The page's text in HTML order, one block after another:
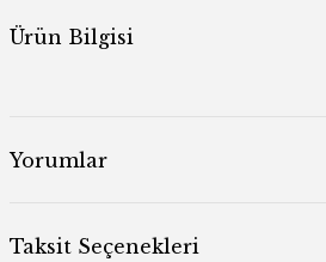
Ürün Bilgisi
Yorumlar
Taksit Seçenekleri